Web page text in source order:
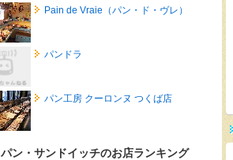
Pain de Vraie（パン・ド・ヴレ）
パンドラ
パン工房 クーロンヌ つくば店
パン・サンドイッチのお店ランキング